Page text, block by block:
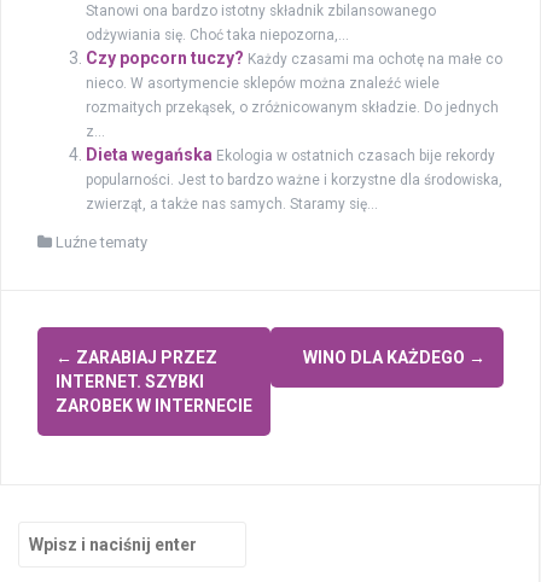
Stanowi ona bardzo istotny składnik zbilansowanego
odżywiania się. Choć taka niepozorna,...
Czy popcorn tuczy? Każdy czasami ma ochotę na małe co
nieco. W asortymencie sklepów można znaleźć wiele
rozmaitych przekąsek, o zróżnicowanym składzie. Do jednych
z...
Dieta wegańska Ekologia w ostatnich czasach bije rekordy
popularności. Jest to bardzo ważne i korzystne dla środowiska,
zwierząt, a także nas samych. Staramy się...
Luźne tematy
Zobacz
wpisy
← ZARABIAJ PRZEZ
INTERNET. SZYBKI
ZAROBEK W INTERNECIE
WINO DLA KAŻDEGO →